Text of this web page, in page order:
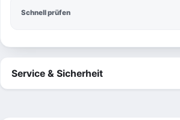
Schnell prüfen
Service & Sicherheit